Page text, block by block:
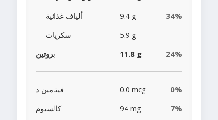
ألياف غذائية
9.4 g
34%
سكريات
5.9 g
بروتين
11.8 g 24%
فيتامين د 0.0 mcg
0%
كالسيوم
94 mg
7%